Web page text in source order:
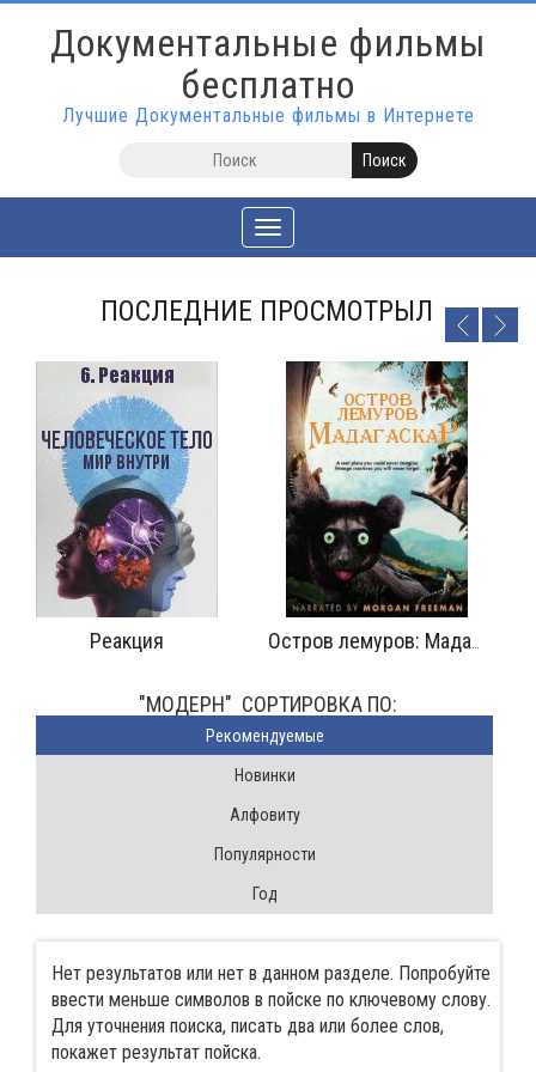
Документальные фильмы
бесплатно
Лучшие Документальные фильмы в Интернете
Toggle
navigation
ПОСЛЕДНИЕ ПРОСМОТРЫЛ
Реакция
"МОДЕРН" CОРТИРОВКА ПО:
Pекомендуемые
Новинки
Алфовиту
Популярности
Год
Нет результатов или нет в данном разделе. Попробуйте
ввести меньше символов в пойске по ключевому слову.
Для уточнения поиска, писать два или более слов,
покажет результат пойска.